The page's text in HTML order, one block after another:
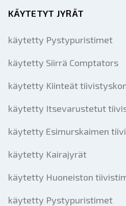
KÄYTETYT JYRÄT
käytetty Pystypuristimet
käytetty Siirrä Comptators
käytetty Kiinteät
käytetty Itsevarustetut
käytetty Esimurskaimen
käytetty Kairajyrät
käytetty Huoneiston
käytetty Pystypuristimet